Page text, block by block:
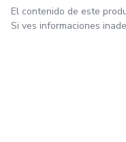
El contenido de este
Si ves informaciones